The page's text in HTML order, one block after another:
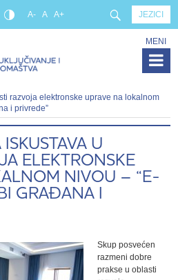
JEZICI
A- A A+
MENI
razvoja elektronske uprave na lokalnom
i privrede”
U
ELEKTRONSKE
NIVOU – “E-
GRAĐANA I
Skup posvećen
razmeni dobre
prakse u oblasti